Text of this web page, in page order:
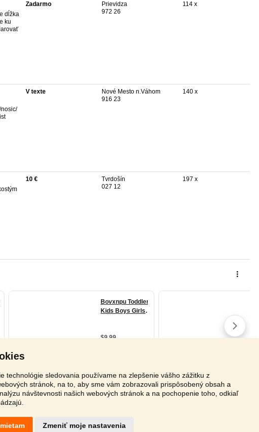
technológie sledovania používame na zlepšenie vášho zážitku z
stránok, na to, aby sme vám zobrazovali prispôsobený obsah a
návštevnosti našich webových stránok a na pochopenie toho, odkiaľ
Zmeniť moje nastavenia
dĺžka
ku
Zadarmo
Prievidza
972 26
114 x
V texte
Nové Mesto n.Váhom
916 23
140 x
10 €
Tvrdošín
027 12
197 x